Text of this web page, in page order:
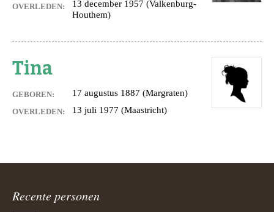
OVERLEDEN:
13 december 1957 (Valkenburg-
Houthem)
Tina
GEBOREN: 17 augustus 1887 (Margraten)
OVERLEDEN: 13 juli 1977 (Maastricht)
Recente personen